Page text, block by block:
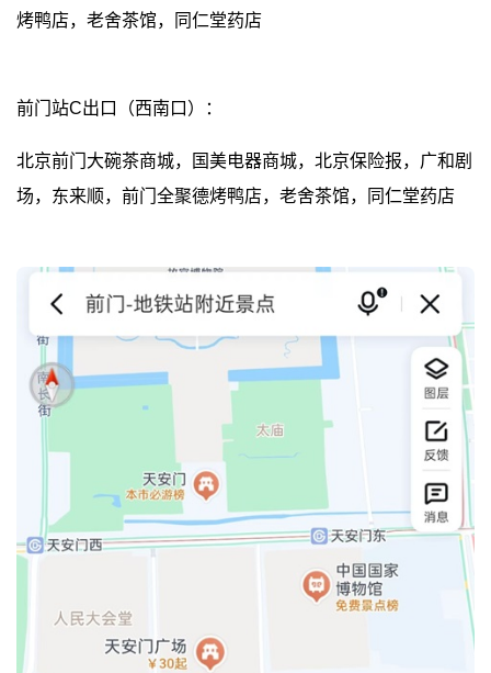
烤鸭店，老舍茶馆，同仁堂药店
前门站C出口（西南口）：
北京前门大碗茶商城，国美电器商城，北京保险报，广和剧
场，东来顺，前门全聚德烤鸭店，老舍茶馆，同仁堂药店